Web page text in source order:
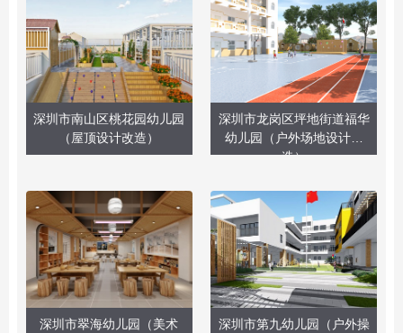
深圳市南山区桃花园幼儿园
（屋顶设计改造）
深圳市龙岗区坪地街道福华
幼儿园（户外场地设计改
造）
深圳市翠海幼儿园（美术
深圳市第九幼儿园（户外操